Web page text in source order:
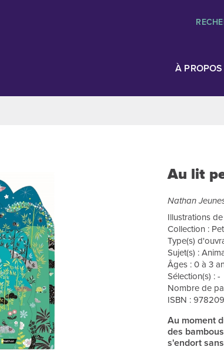
À PROPOS
Au lit
Nathan
Illustrations
Collection :
Type(s)
Sujet(s) :
Âges : 0 à 3
Sélection(s) : -
Nombre de
ISBN :
Au moment
des
s'endort